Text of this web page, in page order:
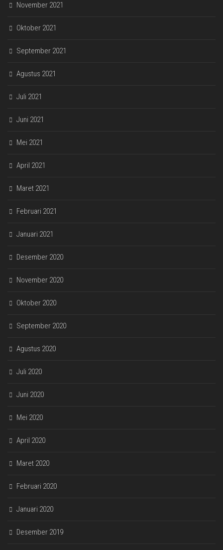
November 2021
Oktober 2021
September 2021
Agustus 2021
Juli 2021
Juni 2021
Mei 2021
April 2021
Maret 2021
Februari 2021
Januari 2021
Desember 2020
November 2020
Oktober 2020
September 2020
Agustus 2020
Juli 2020
Juni 2020
Mei 2020
April 2020
Maret 2020
Februari 2020
Januari 2020
Desember 2019